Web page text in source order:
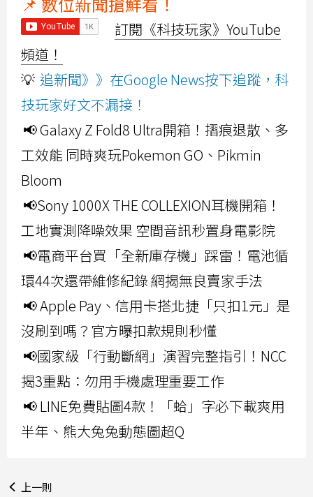
訂閱《科技玩家》YouTube
頻道！
💡 追新聞》》在Google News按下追蹤，科
技玩家好文不漏接！
📢 Galaxy Z Fold8 Ultra開箱！摺痕退散、多
工效能 同時爽玩Pokemon GO、Pikmin
Bloom
📢Sony 1000X THE COLLEXION耳機開箱！
工地實測降噪效果 空間音訊秒置身電影院
📢電商平台買「全新庫存機」踩雷！電池循
環44次還帶維修紀錄 網揭無良賣家手法
📢 Apple Pay、信用卡搭北捷「只扣1元」是
沒刷到嗎？官方曝扣款規則秒懂
📢國家級「行動斷網」演習完整指引！NCC
揭3重點：勿用手機處理重要工作
📢 LINE免費貼圖4款！「蛤」字必下載爽用
半年、熊大兔兔動態圖超Q
上一則